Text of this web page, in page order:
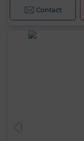
Contact